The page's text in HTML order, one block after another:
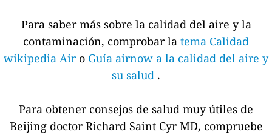
Para saber más sobre la calidad del aire y la
contaminación, comprobar la tema Calidad
wikipedia Air o Guía airnow a la calidad del aire y
su salud .
Para obtener consejos de salud muy útiles de
Beijing doctor Richard Saint Cyr MD, compruebe